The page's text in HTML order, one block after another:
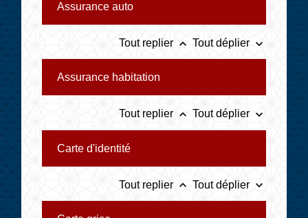
Assurance auto
Tout replier keyboard_arrow_up Tout déplier keyboard_arrow_down
Assurance habitation
Tout replier keyboard_arrow_up Tout déplier keyboard_arrow_down
Carte d'identité
Tout replier keyboard_arrow_up Tout déplier keyboard_arrow_down